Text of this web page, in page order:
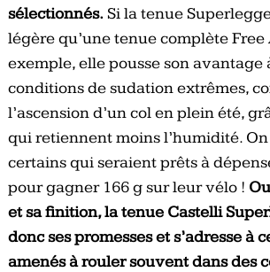
sélectionnés.Si la tenue
légère qu’une tenue complète Free
exemple, elle pousse son avantage
conditions de sudation extrêmes,
l’ascension d’un col en plein été,
qui retiennent moins l’humidité.
certains qui seraient prêts à
pour gagner 166 g sur leur vélo !
et sa finition, la tenue Castelli
donc ses promesses et s’adresse à
amenés à rouler souvent dans des